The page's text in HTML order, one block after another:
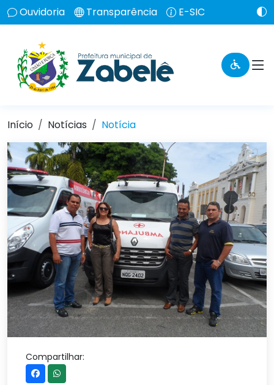
Ouvidoria Transparência E-SIC
Início Notícias Notícia
Compartilhar: